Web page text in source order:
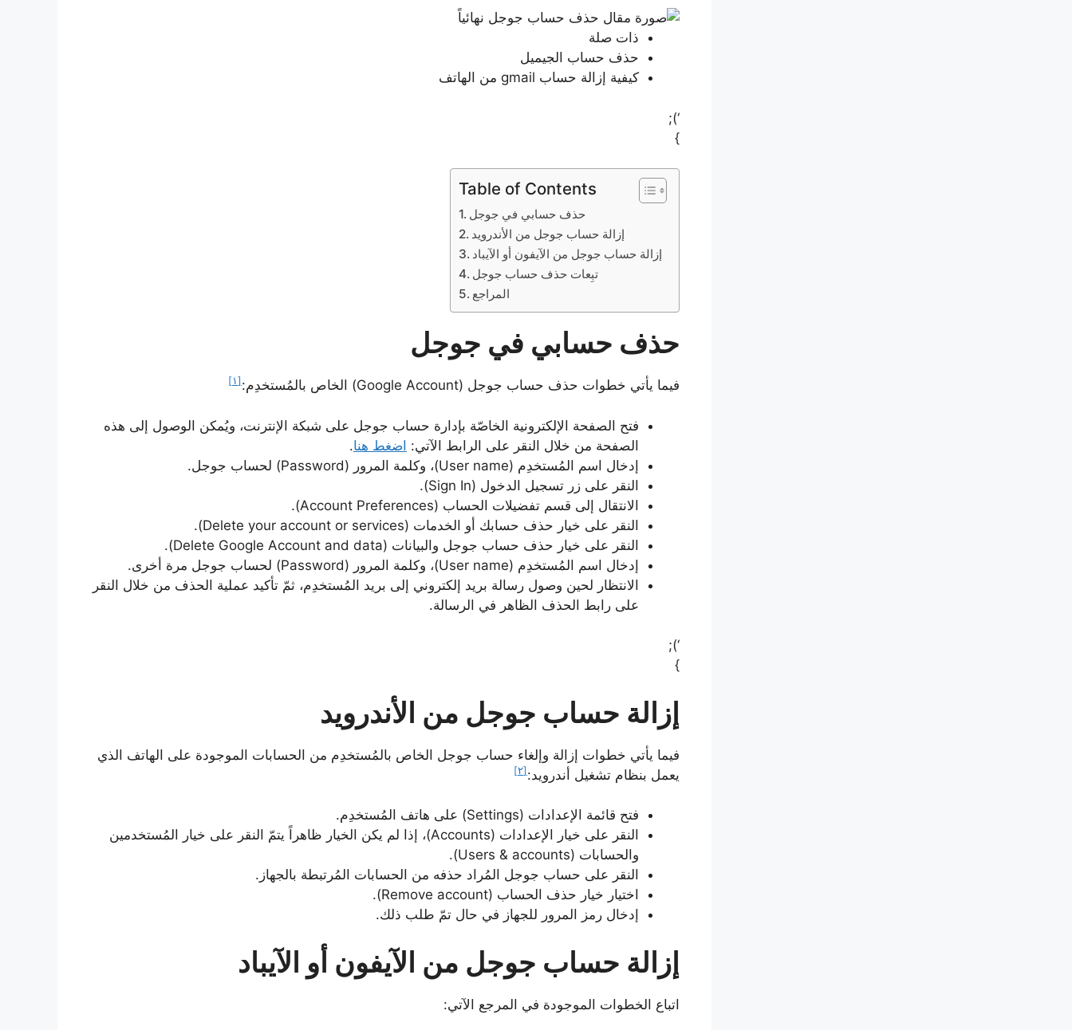
ذات صلة
حذف حساب الجيميل
كيفية إزالة حساب gmail من الهاتف
‘);
}
Table of Contents
حذف حسابي في جوجل
إزالة حساب جوجل من الأندرويد
إزالة حساب جوجل من الآيفون أو الآيباد
تبِعات حذف حساب جوجل
المراجع
حذف حسابي في جوجل
فيما يأتي خطوات حذف حساب جوجل (Google Account) الخاص بالمُستخدِم: [١]
فتح الصفحة الإلكترونية الخاصّة بإدارة حساب جوجل على شبكة الإنترنت، ويُمكن الوصول إلى هذه
الصفحة من خلال النقر على الرابط الآتي: اضغط هنا.
إدخال اسم المُستخدِم (User name)، وكلمة المرور (Password) لحساب جوجل.
النقر على زر تسجيل الدخول (Sign In).
الانتقال إلى قسم تفضيلات الحساب (Account Preferences).
النقر على خيار حذف حسابك أو الخدمات (Delete your account or services).
النقر على خيار حذف حساب جوجل والبيانات (Delete Google Account and data).
إدخال اسم المُستخدِم (User name)، وكلمة المرور (Password) لحساب جوجل مرة أخرى.
الانتظار لحين وصول رسالة بريد إلكتروني إلى بريد المُستخدِم، ثمّ تأكيد عملية الحذف من خلال النقر
على رابط الحذف الظاهر في الرسالة.
‘);
}
إزالة حساب جوجل من الأندرويد
فيما يأتي خطوات إزالة وإلغاء حساب جوجل الخاص بالمُستخدِم من الحسابات الموجودة على الهاتف الذي
يعمل بنظام تشغيل أندرويد: [٢]
فتح قائمة الإعدادات (Settings) على هاتف المُستخدِم.
النقر على خيار الإعدادات (Accounts)، إذا لم يكن الخيار ظاهراً يتمّ النقر على خيار المُستخدمين
والحسابات (Users & accounts).
النقر على حساب جوجل المُراد حذفه من الحسابات المُرتبطة بالجهاز.
اختيار خيار حذف الحساب (Remove account).
إدخال رمز المرور للجهاز في حال تمّ طلب ذلك.
إزالة حساب جوجل من الآيفون أو الآيباد
اتباع الخطوات الموجودة في المرجع الآتي: